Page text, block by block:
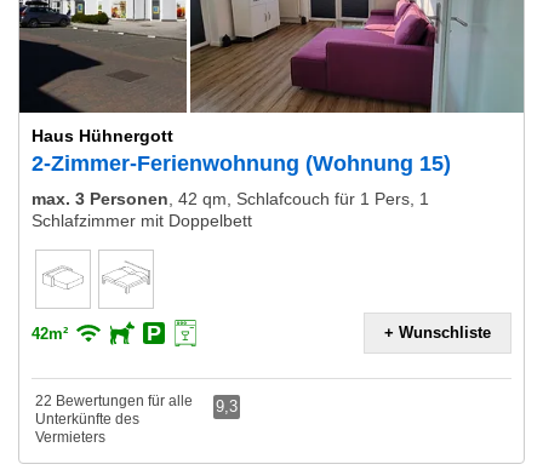
Haus Hühnergott
2-Zimmer-Ferienwohnung (Wohnung 15)
max. 3 Personen 42 qm, Schlafcouch für 1 Pers, 1
Schlafzimmer mit Doppelbett
42m² + Wunschliste
22 Bewertungen für alle
Unterkünfte des
Vermieters
9,3